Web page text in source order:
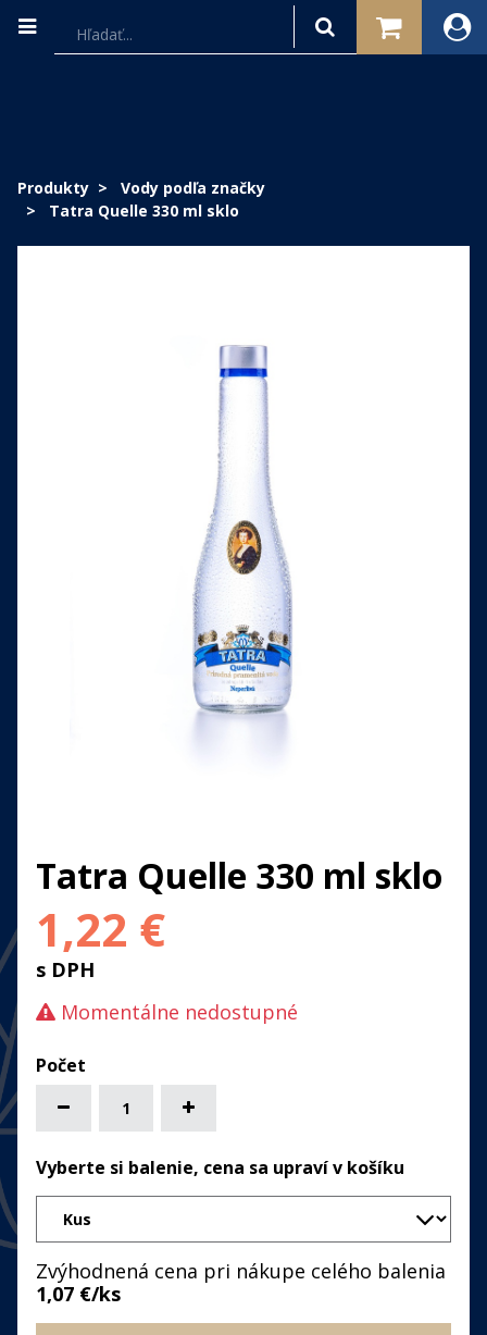
Produkty
Vody podľa značky
Tatra Quelle 330 ml sklo
Tatra Quelle 330 ml sklo
1,22 €
s DPH
Momentálne nedostupné
Vyberte si balenie, cena sa upraví v košíku
Zvýhodnená cena pri nákupe celého balenia
1,07 €/ks